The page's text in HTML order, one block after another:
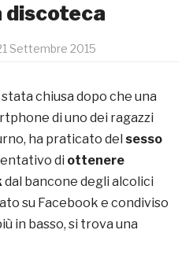
discoteca
Settembre 2015
chiusa dopo che una
di uno dei ragazzi
ha praticato del sesso
di ottenere
dal bancone degli alcolici
su Facebook e condiviso
in basso, si trova una